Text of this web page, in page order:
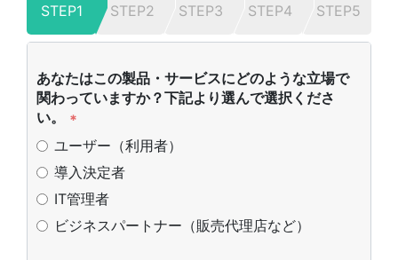
STEP1 STEP2 STEP3 STEP4 STEP5
あなたはこの製品・サービスにどのような立場で
関わっていますか？下記より選んで選択くださ
い。
*
ユーザー（利用者）
導入決定者
IT管理者
ビジネスパートナー（販売代理店など）